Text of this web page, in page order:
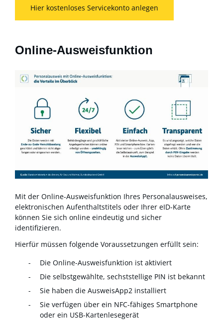
Hier kostenloses Servicekonto anlegen
Online-Ausweisfunktion
Mit der Online-Ausweisfunktion Ihres Personalausweises,
elektronischen Aufenthaltstitels oder Ihrer eID-Karte
können Sie sich online eindeutig und sicher
identifizieren.
Hierfür müssen folgende Voraussetzungen erfüllt sein:
Die Online-Ausweisfunktion ist aktiviert
Die selbstgewählte, sechststellige PIN ist bekannt
Sie haben die AusweisApp2 installiert
Sie verfügen über ein NFC-fähiges Smartphone
oder ein USB-Kartenlesegerät